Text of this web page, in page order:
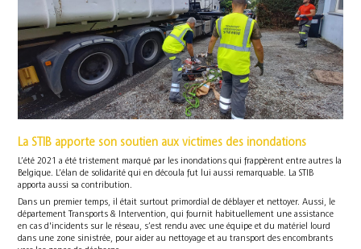
La STIB apporte son soutien aux victimes des inondations
L’été 2021 a été tristement marqué par les inondations qui frappèrent entre autres la
Belgique. L’élan de solidarité qui en découla fut lui aussi remarquable. La STIB
apporta aussi sa contribution.
Dans un premier temps, il était surtout primordial de déblayer et nettoyer. Aussi, le
département Transports & Intervention, qui fournit habituellement une assistance
en cas d'incidents sur le réseau, s’est rendu avec une équipe et du matériel lourd
dans une zone sinistrée, pour aider au nettoyage et au transport des encombrants